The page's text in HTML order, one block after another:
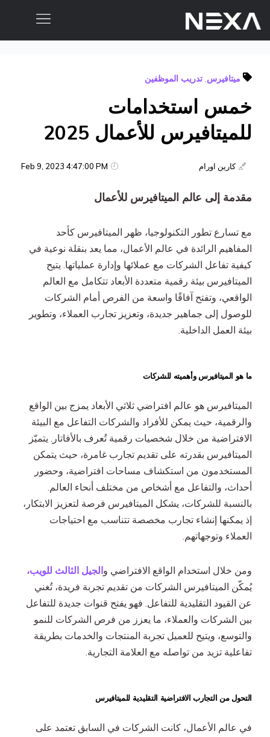
من نحن
المدونات
أعمالنا
خدمات تطبيقات الهاتف المحمول والموقع الإلكتروني
التسويق عبر وسائل التواصل الاجتماعي
تحسين محركات البحث والتسويق بطريقة الدفع لكل نقرة
ميتافيرس, تدريب الموظفين
خمس استخدامات
للميتافيرس للأعمال 2025
كارين اورام Feb 9, 2023 4:47:00 PM
مقدمة إلى عالم الميتافيرس للأعمال
مع تسارع تطور التكنولوجيا، ظهر الميتافيرس كأحد
المفاهيم الرائدة في عالم الأعمال، مما يعد بنقلة نوعية في
كيفية تفاعل الشركات مع عملائها وإدارة عملياتها. يتيح
الميتافيرس بيئة رقمية متعددة الأبعاد تتكامل مع العالم
الواقعي، وتفتح آفاقًا واسعة من الفرص أمام الشركات
للوصول إلى جماهير جديدة، وتعزيز تجارب العملاء، وتطوير
بيئة العمل الداخلية.
ما هو الميتافيرس وأهميته للشركات
الميتافيرس هو عالم افتراضي ثلاثي الأبعاد يمزج بين الواقع
والرقمية، حيث يمكن للأفراد والشركات التفاعل مع البيئة
الافتراضية من خلال شخصيات رقمية تُعرف بالأفاتار. يتميّز
الميتافيرس بقدرته على تقديم تجارب غامرة، حيث يتمكن
المستخدمون من استكشاف مساحات افتراضية، وحضور
أحداث، والتفاعل مع أشخاص من مختلف أنحاء العالم.
بالنسبة للشركات، يشكل الميتافيرس فرصة لتعزيز الابتكار،
إذ يمكنها إنشاء تجارب مخصصة تتناسب مع احتياجات
العملاء وتوجهاتهم.
ومن خلال استخدام الواقع الافتراضي والجيل الثالث للويب،
يُمكّن الميتافيرس الشركات من تقديم تجربة فريدة، تُغني
عن القيود التقليدية للتفاعل. فهو يفتح قنوات جديدة للتفاعل
بين الشركات والعملاء، ما يعزز من فرص الشركات للنمو
والتوسع، ويتيح للعميل تجربة المنتجات والخدمات بطريقة
تفاعلية تزيد من تواصله مع العلامة التجارية.
التحول من التجارب الافتراضية التقليدية للميتافيرس
في عالم الأعمال، كانت الشركات في السابق تعتمد على